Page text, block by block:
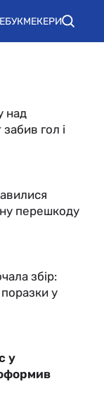
БУКМЕКЕРИ
над
гол і
перешкоду
збір:
у
у